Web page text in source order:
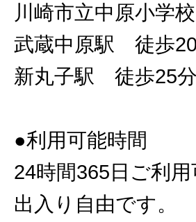
川崎市立中原小学
武蔵中原駅 徒歩
新丸子駅 徒歩25分
●利用可能時間
24時間365日ご利用
出入り自由です。